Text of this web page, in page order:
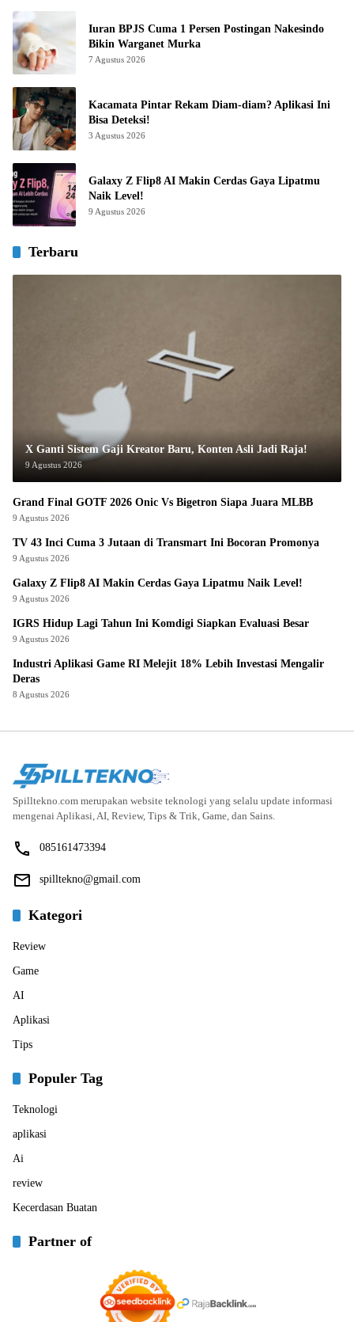
Iuran BPJS Cuma 1 Persen Postingan Nakesindo
Bikin Warganet Murka
7 Agustus 2026
Kacamata Pintar Rekam Diam-diam? Aplikasi Ini
Bisa Deteksi!
3 Agustus 2026
Galaxy Z Flip8 AI Makin Cerdas Gaya Lipatmu
Naik Level!
9 Agustus 2026
Terbaru
X Ganti Sistem Gaji Kreator Baru, Konten Asli Jadi Raja!
9 Agustus 2026
Grand Final GOTF 2026 Onic Vs Bigetron Siapa Juara MLBB
9 Agustus 2026
TV 43 Inci Cuma 3 Jutaan di Transmart Ini Bocoran Promonya
9 Agustus 2026
Galaxy Z Flip8 AI Makin Cerdas Gaya Lipatmu Naik Level!
9 Agustus 2026
IGRS Hidup Lagi Tahun Ini Komdigi Siapkan Evaluasi Besar
9 Agustus 2026
Industri Aplikasi Game RI Melejit 18% Lebih Investasi Mengalir
Deras
8 Agustus 2026
Spilltekno.com merupakan website teknologi yang selalu update informasi
mengenai Aplikasi, AI, Review, Tips & Trik, Game, dan Sains.
085161473394
spilltekno@gmail.com
Kategori
Review
Game
AI
Aplikasi
Tips
Populer Tag
Teknologi
aplikasi
Ai
review
Kecerdasan Buatan
Partner of